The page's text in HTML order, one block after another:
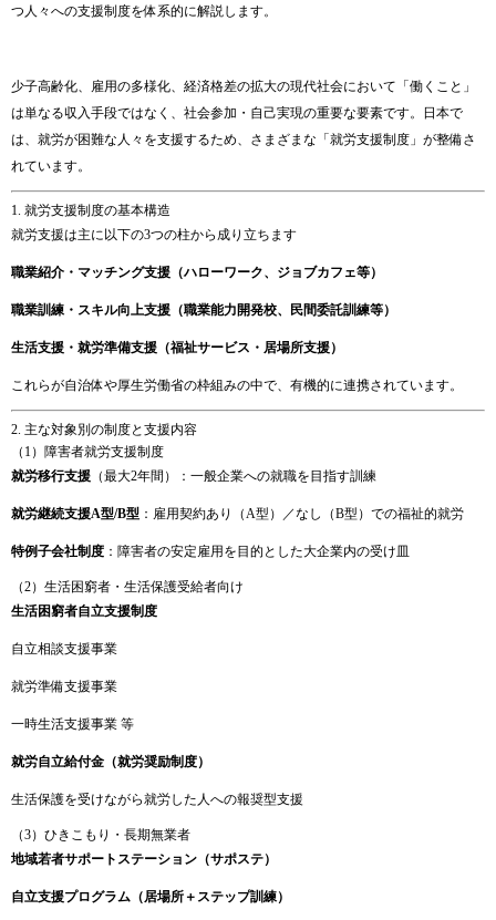
つ 人々への支援制度を体系的に解説し ます。
少子高齢化、 雇用の多様化、 経済格差の拡大の現代社会において「 働く こと」
は単なる収入手段ではなく、 社会参加・ 自己実現の重要な要素です。 日本で
は、 就労が困難な 人々 を支援するため、 さまざま な「 就労支援制度」 が整備さ
れています。
1. 就労支援制度の基本構造
就労支援は主に 以下の3つの柱から 成り立ち ます
職業紹介・ マッチング支援（ハローワーク、 ジョブカフェ等）
職業訓練・ スキル向上支援（職業能力 開発校、 民間委託訓練等）
生活支援・ 就労準備支援（福祉サービス・ 居場所支援）
これらが自治体や厚生労働省の枠組みの中で、 有機的に連携されています。
2. 主な対象別 の制度と支援内容
（ 1） 障害者就労支援制度
就労移行支援 （最大2年間）： 一般企業への就職を 目指す訓練
就労継続支援A型/B型 ： 雇用契約あり（A型）／なし（B型） での福祉的就労
特例子会社制度 ： 障害者の安定雇用 を 目的 と した大企業内の受け皿
（2） 生活困窮者・ 生活保護受給者向け
生活困窮者自立支援制度
自立相談支援事業
就労準備支援事業
一時生活支援事業 等
就労自立給付金（就労奨励制度）
生活保護を受けながら就労した 人への報奨型支援
（3） ひき こ も り・ 長期無業者
地域若者サポート ステーション（サポステ）
自立支援プログラム（居場所＋ ステップ訓練）